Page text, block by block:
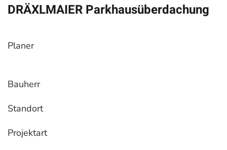
DRÄXLMAIER Parkhausüberdachung
Planer
Bauherr
Standort
Projektart